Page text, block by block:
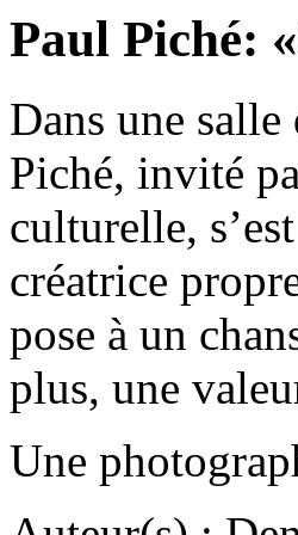
Paul Piché:
Dans une
Piché, invité
culturelle,
créatrice
pose à un
plus, une
Une